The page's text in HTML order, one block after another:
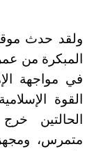
ولقد حدث
المبكرة من
في مواجهة
القوة
الحالتين
متمرس،